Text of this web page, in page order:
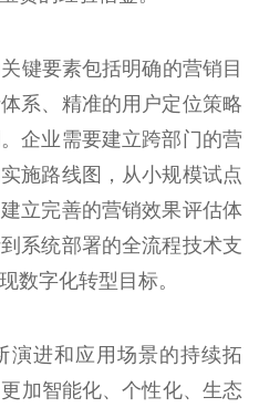
键要素包括明确的营销目
系、精准的用户定位策略
企业需要建立跨部门的营
施路线图，从小规模试点
立完善的营销效果评估体
系统部署的全流程技术支
数字化转型目标。
演进和应用场景的持续拓
加智能化、个性化、生态